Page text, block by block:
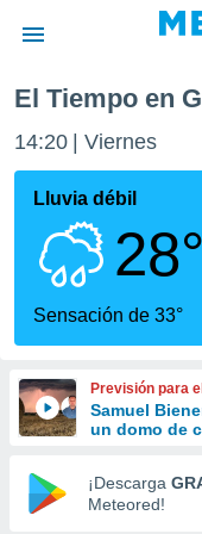
de
por
se
calidad.
a este
las
y
forma
digital
basada
El Tiempo en
14:20 Viernes
Lluvia débil
28°
Sensación de 33°
Previsión para
Samuel
un domo de
¡Descarga
Meteored!